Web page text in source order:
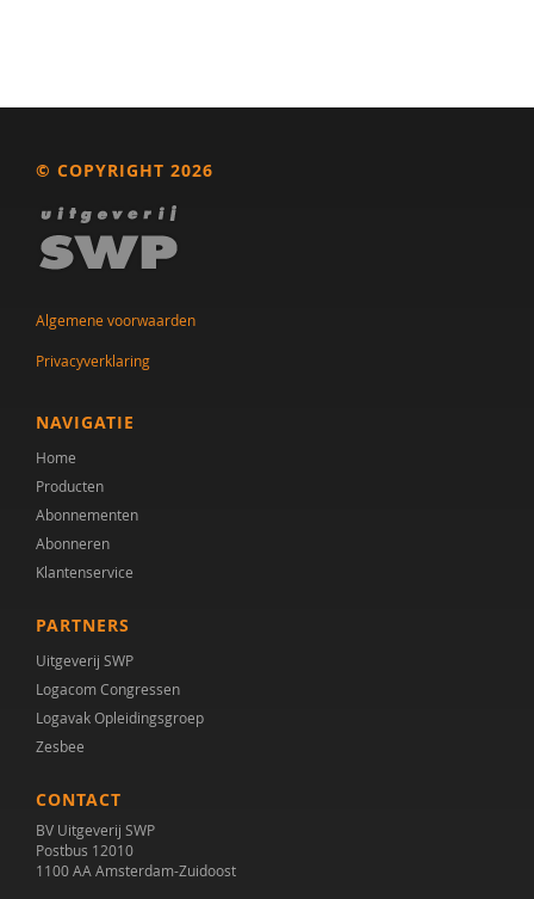
© COPYRIGHT 2026
Algemene voorwaarden
Privacyverklaring
NAVIGATIE
Home
Producten
Abonnementen
Abonneren
Klantenservice
PARTNERS
Uitgeverij SWP
Logacom Congressen
Logavak Opleidingsgroep
Zesbee
CONTACT
BV Uitgeverij SWP
Postbus 12010
1100 AA Amsterdam-Zuidoost